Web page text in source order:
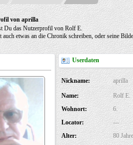
von aprilla
Du das Nutzerprofil von Rolf E.
auch etwas an die Chronik schreiben, oder seine
Userdaten
Nickname: aprilla
Name:
Rolf E.
Wohnort:
6.
Locator:
---
Alter:
80